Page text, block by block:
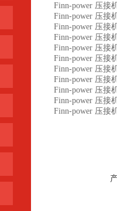
Finn-power 压接
Finn-power 压接
Finn-power 压接
Finn-power 压接
Finn-power 压接
Finn-power 压接
Finn-power 压接
Finn-power 压接
Finn-power 压接
Finn-power 压接
Finn-power 压接